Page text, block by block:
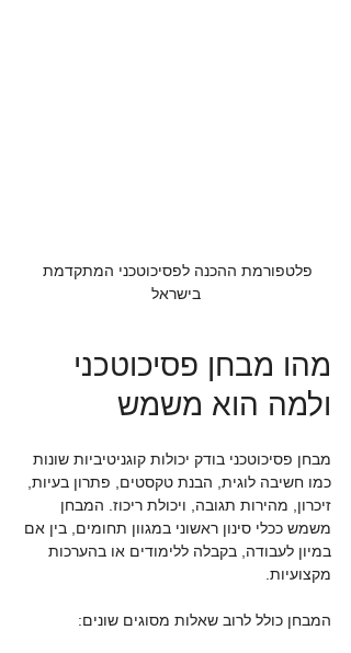
פלטפורמת ההכנה לפסיכוטכני המתקדמת
בישראל
מהו מבחן פסיכוטכני
ולמה הוא משמש
מבחן פסיכוטכני בודק יכולות קוגניטיביות שונות
כמו חשיבה לוגית, הבנת טקסטים, פתרון בעיות,
זיכרון, מהירות תגובה, ויכולת ריכוז. המבחן
משמש ככלי סינון ראשוני במגוון תחומים, בין אם
במיון לעבודה, בקבלה ללימודים או בהערכות
מקצועיות.
המבחן כולל לרוב שאלות מסוגים שונים: